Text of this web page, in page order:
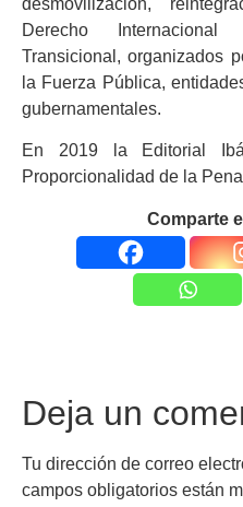
desmovilización,
Derecho
Transicional, organizados
la Fuerza Pública,
gubernamentales.
En 2019 la Editorial
Proporcionalidad de la
Comparte
Deja un
Tu dirección de correo
campos obligatorios están